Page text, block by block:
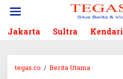
Jakarta Sultra Kendari
tegas.co / Berita Utama